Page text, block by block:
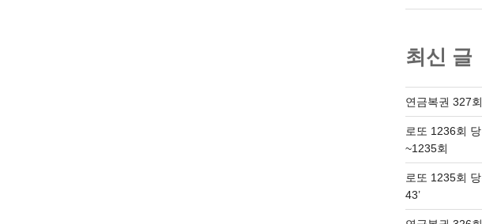
최신 글
연금복권 327
로또 1236회
~1235회
로또 1235회
43’